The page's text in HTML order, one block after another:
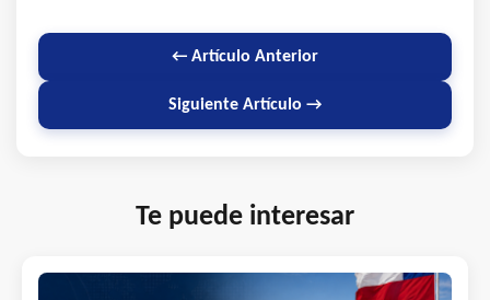
← Artículo Anterior
Siguiente Artículo →
Te puede interesar